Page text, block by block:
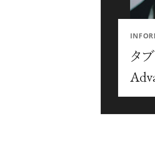
会員登録をする
タ